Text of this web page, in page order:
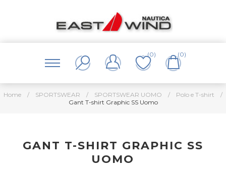
(0) (0)
Home / SPORTSWEAR / SPORTSWEAR UOMO / Polo e T-shirt
/
Gant T-shirt Graphic SS Uomo
GANT T-SHIRT GRAPHIC SS
UOMO